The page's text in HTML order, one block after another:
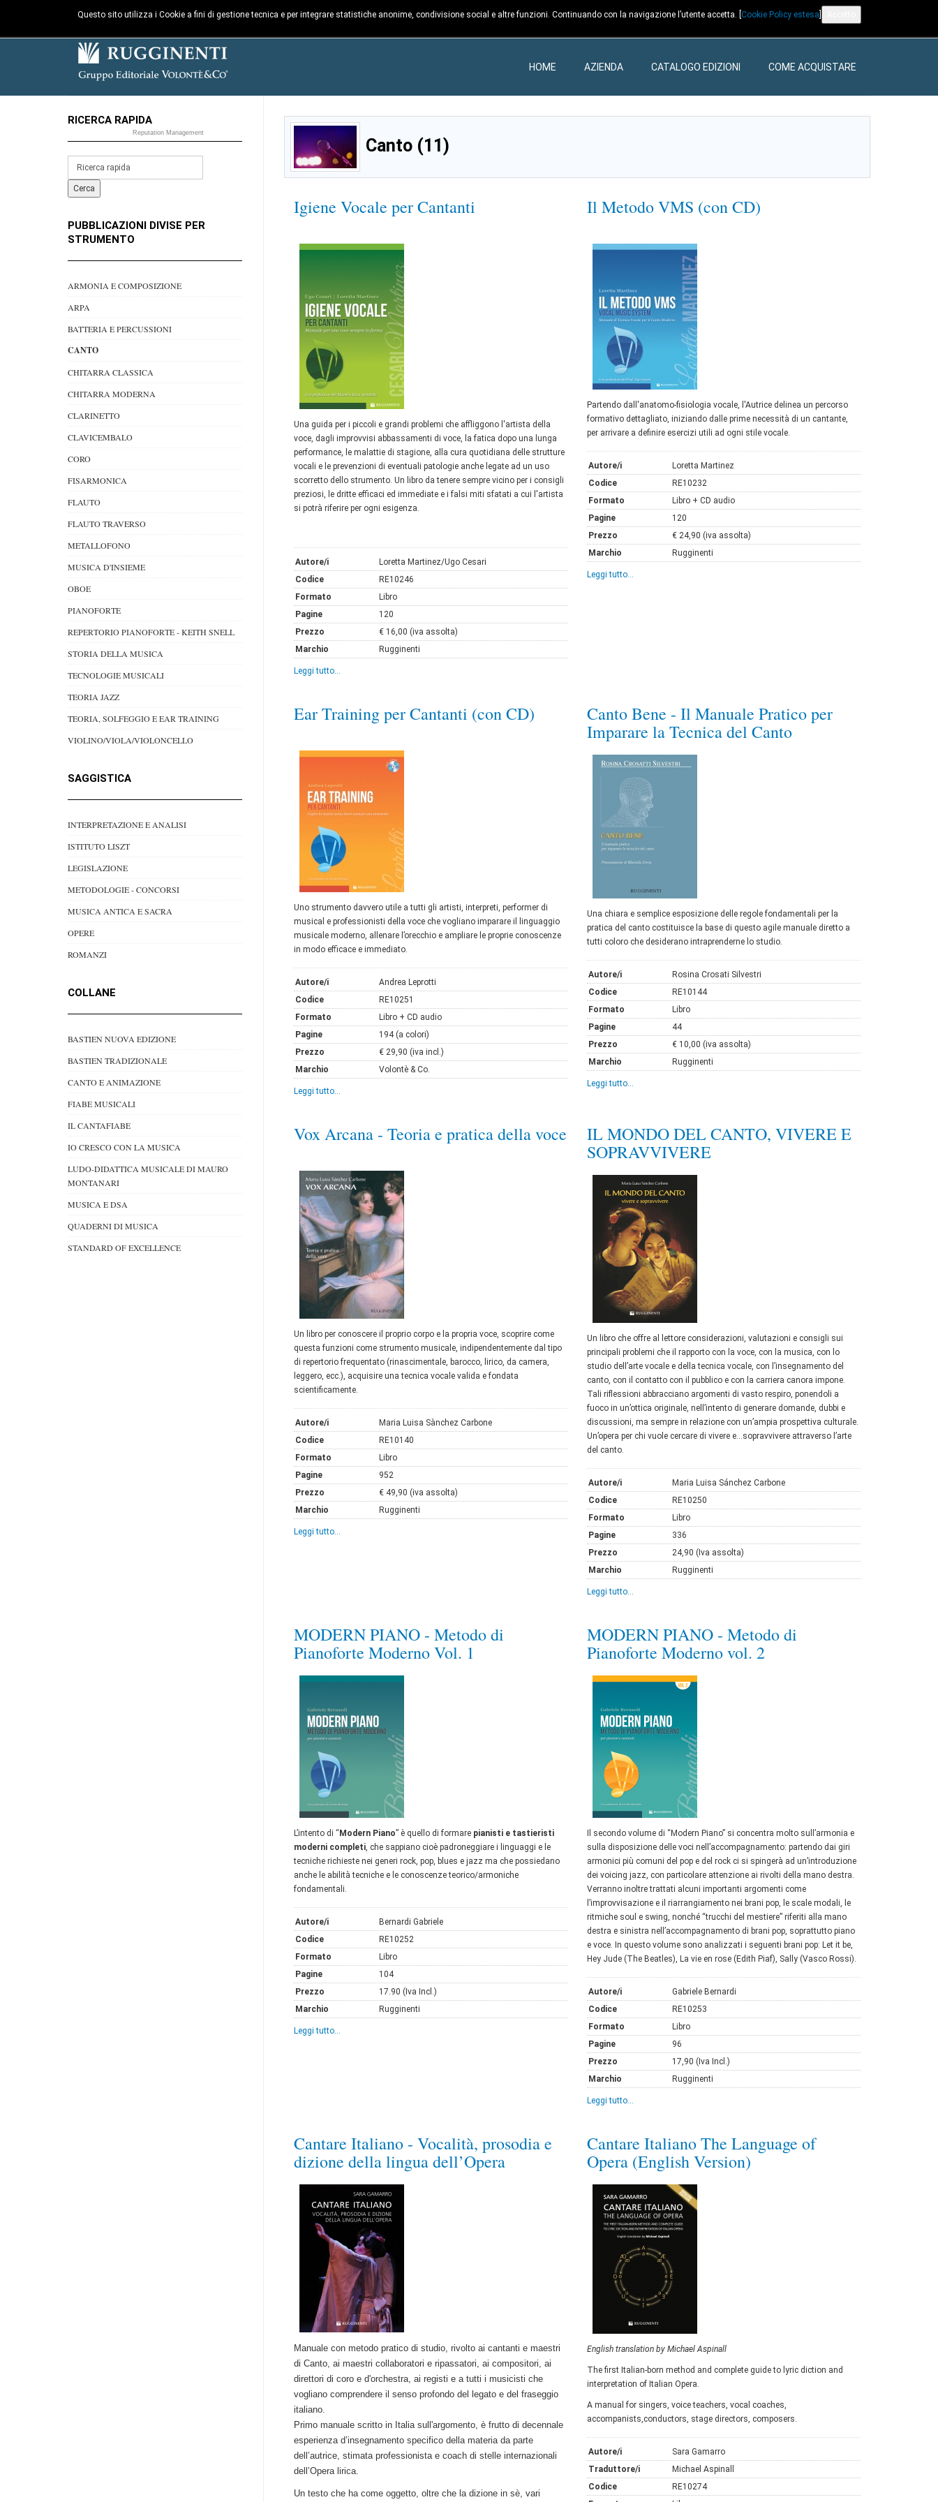
HOME AZIENDA CATALOGO EDIZIONI COME ACQUISTARE
Canto (11)
Igiene Vocale per Cantanti
Una guida per i piccoli e grandi problemi che affliggono l'artista della
voce, dagli improvvisi abbassamenti di voce, la fatica dopo una lunga
performance, le malattie di stagione, alla cura quotidiana delle strutture
vocali e le prevenzioni di eventuali patologie anche legate ad un uso
scorretto dello strumento. Un libro da tenere sempre vicino per i consigli
preziosi, le dritte efficaci ed immediate e i falsi miti sfatati a cui l'artista
si potrà riferire per ogni esigenza.
Autore/i
Loretta Martinez/Ugo Cesari
Codice
RE10246
Formato
Libro
Pagine
120
Prezzo
€ 16,00 (iva assolta)
Marchio
Rugginenti
Leggi tutto...
Il Metodo VMS (con CD)
Partendo dall'anatomo-fisiologia vocale, l'Autrice delinea un percorso
formativo dettagliato, iniziando dalle prime necessità di un cantante,
per arrivare a definire esercizi utili ad ogni stile vocale.
Autore/i
Loretta Martinez
Codice
RE10232
Formato
Libro + CD audio
Pagine
120
Prezzo
€ 24,90 (iva assolta)
Marchio
Rugginenti
Leggi tutto...
Ear Training per Cantanti (con CD)
Uno strumento davvero utile a tutti gli artisti, interpreti, performer di
musical e professionisti della voce che vogliano imparare il linguaggio
musicale moderno, allenare l’orecchio e ampliare le proprie conoscenze
in modo efficace e immediato.
Autore/i
Andrea Leprotti
Codice
RE10251
Formato
Libro + CD audio
Pagine
194 (a colori)
Prezzo
€ 29,90 (iva incl.)
Marchio
Volontè & Co.
Leggi tutto...
Canto Bene - Il Manuale Pratico per
Imparare la Tecnica del Canto
Una chiara e semplice esposizione delle regole fondamentali per la
pratica del canto costituisce la base di questo agile manuale diretto a
tutti coloro che desiderano intraprenderne lo studio.
Autore/i
Rosina Crosati Silvestri
Codice
RE10144
Formato
Libro
Pagine
44
Prezzo
€ 10,00 (iva assolta)
Marchio
Rugginenti
Leggi tutto...
Vox Arcana - Teoria e pratica della voce
Un libro per conoscere il proprio corpo e la propria voce, scoprire come
questa funzioni come strumento musicale, indipendentemente dal tipo
di repertorio frequentato (rinascimentale, barocco, lirico, da camera,
leggero, ecc.), acquisire una tecnica vocale valida e fondata
scientificamente.
Autore/i
Maria Luisa Sànchez Carbone
Codice
RE10140
Formato
Libro
Pagine
952
Prezzo
€ 49,90 (iva assolta)
Marchio
Rugginenti
Leggi tutto...
IL MONDO DEL CANTO, VIVERE E
SOPRAVVIVERE
Un libro che offre al lettore considerazioni, valutazioni e consigli sui
principali problemi che il rapporto con la voce, con la musica, con lo
studio dell’arte vocale e della tecnica vocale, con l’insegnamento del
canto, con il contatto con il pubblico e con la carriera canora impone.
Tali riflessioni abbracciano argomenti di vasto respiro, ponendoli a
fuoco in un’ottica originale, nell’intento di generare domande, dubbi e
discussioni, ma sempre in relazione con un’ampia prospettiva culturale.
Un’opera per chi vuole cercare di vivere e…sopravvivere attraverso l’arte
del canto.
Autore/i
Maria Luisa Sánchez Carbone
Codice
RE10250
Formato
Libro
Pagine
336
Prezzo
24,90 (Iva assolta)
Marchio
Rugginenti
Leggi tutto...
MODERN PIANO - Metodo di
Pianoforte Moderno Vol. 1
L’intento di “Modern Piano” è quello di formare pianisti e tastieristi
moderni completi , che sappiano cioè padroneggiare i linguaggi e le
tecniche richieste nei generi rock, pop, blues e jazz ma che possiedano
anche le abilità tecniche e le conoscenze teorico/armoniche
fondamentali.
Autore/i
Bernardi Gabriele
Codice
RE10252
Formato
Libro
Pagine
104
Prezzo
17.90 (Iva Incl.)
Marchio
Rugginenti
Leggi tutto...
MODERN PIANO - Metodo di
Pianoforte Moderno vol. 2
Il secondo volume di “Modern Piano” si concentra molto sull’armonia e
sulla disposizione delle voci nell’accompagnamento: partendo dai giri
armonici più comuni del pop e del rock ci si spingerà ad un’introduzione
dei voicing jazz, con particolare attenzione ai rivolti della mano destra.
Verranno inoltre trattati alcuni importanti argomenti come
l’improvvisazione e il riarrangiamento nei brani pop, le scale modali, le
ritmiche soul e swing, nonché “trucchi del mestiere” riferiti alla mano
destra e sinistra nell’accompagnamento di brani pop, soprattutto piano
e voce. In questo volume sono analizzati i seguenti brani pop: Let it be,
Hey Jude (The Beatles), La vie en rose (Edith Piaf), Sally (Vasco Rossi).
Autore/i
Gabriele Bernardi
Codice
RE10253
Formato
Libro
Pagine
96
Prezzo
17,90 (Iva Incl.)
Marchio
Rugginenti
Leggi tutto...
Cantare Italiano - Vocalità, prosodia e
dizione della lingua dell’Opera
Manuale con metodo pratico di studio, rivolto ai cantanti e maestri
di Canto, ai maestri collaboratori e ripassatori, ai compositori, ai
direttori di coro e d'orchestra, ai registi e a tutti i musicisti che
vogliano comprendere il senso profondo del legato e del fraseggio
italiano.
Primo manuale scritto in Italia sull'argomento, è frutto di decennale
esperienza d’insegnamento specifico della materia da parte
dell’autrice, stimata professionista e coach di stelle internazionali
dell’Opera lirica.
Un testo che ha come oggetto, oltre che la dizione in sè, vari
Cantare Italiano The Language of
Opera (English Version)
English translation by Michael Aspinall
The first Italian-born method and complete guide to lyric diction and
interpretation of Italian Opera.
A manual for singers, voice teachers, vocal coaches,
accompanists,conductors, stage directors, composers.
Autore/i
Sara Gamarro
Traduttore/i
Michael Aspinall
Codice
RE10274
RICERCA RAPIDA
PUBBLICAZIONI DIVISE PER
STRUMENTO
ARMONIA E COMPOSIZIONE
ARPA
BATTERIA E PERCUSSIONI
CANTO
CHITARRA CLASSICA
CHITARRA MODERNA
CLARINETTO
CLAVICEMBALO
CORO
FISARMONICA
FLAUTO
FLAUTO TRAVERSO
METALLOFONO
MUSICA D'INSIEME
OBOE
PIANOFORTE
REPERTORIO PIANOFORTE - KEITH SNELL
STORIA DELLA MUSICA
TECNOLOGIE MUSICALI
TEORIA JAZZ
TEORIA, SOLFEGGIO E EAR TRAINING
VIOLINO/VIOLA/VIOLONCELLO
SAGGISTICA
INTERPRETAZIONE E ANALISI
ISTITUTO LISZT
LEGISLAZIONE
METODOLOGIE - CONCORSI
MUSICA ANTICA E SACRA
OPERE
ROMANZI
COLLANE
BASTIEN NUOVA EDIZIONE
BASTIEN TRADIZIONALE
CANTO E ANIMAZIONE
FIABE MUSICALI
IL CANTAFIABE
IO CRESCO CON LA MUSICA
LUDO-DIDATTICA MUSICALE DI MAURO
MONTANARI
MUSICA E DSA
QUADERNI DI MUSICA
STANDARD OF EXCELLENCE
Reputation Management
Questo sito utilizza i Cookie a fini di gestione tecnica e per integrare statistiche anonime, condivisione social e altre funzioni. Continuando con la navigazione l’utente accetta. [ Cookie Policy estesa